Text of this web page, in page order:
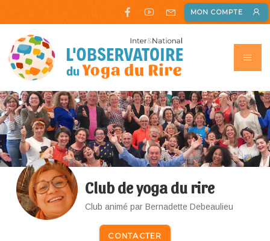
MON COMPTE
Club de yoga du rire
Club animé par Bernadette Debeaulieu
CONTACTER